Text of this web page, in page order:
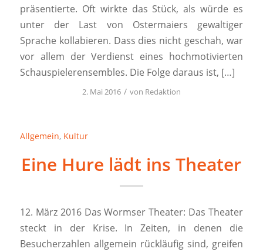
präsentierte. Oft wirkte das Stück, als würde es
unter der Last von Ostermaiers gewaltiger
Sprache kollabieren. Dass dies nicht geschah, war
vor allem der Verdienst eines hochmotivierten
Schauspielerensembles. Die Folge daraus ist, […]
2. Mai 2016 / von Redaktion
Allgemein, Kultur
Eine Hure lädt ins Theater
12. März 2016 Das Wormser Theater: Das Theater
steckt in der Krise. In Zeiten, in denen die
Besucherzahlen allgemein rückläufig sind, greifen